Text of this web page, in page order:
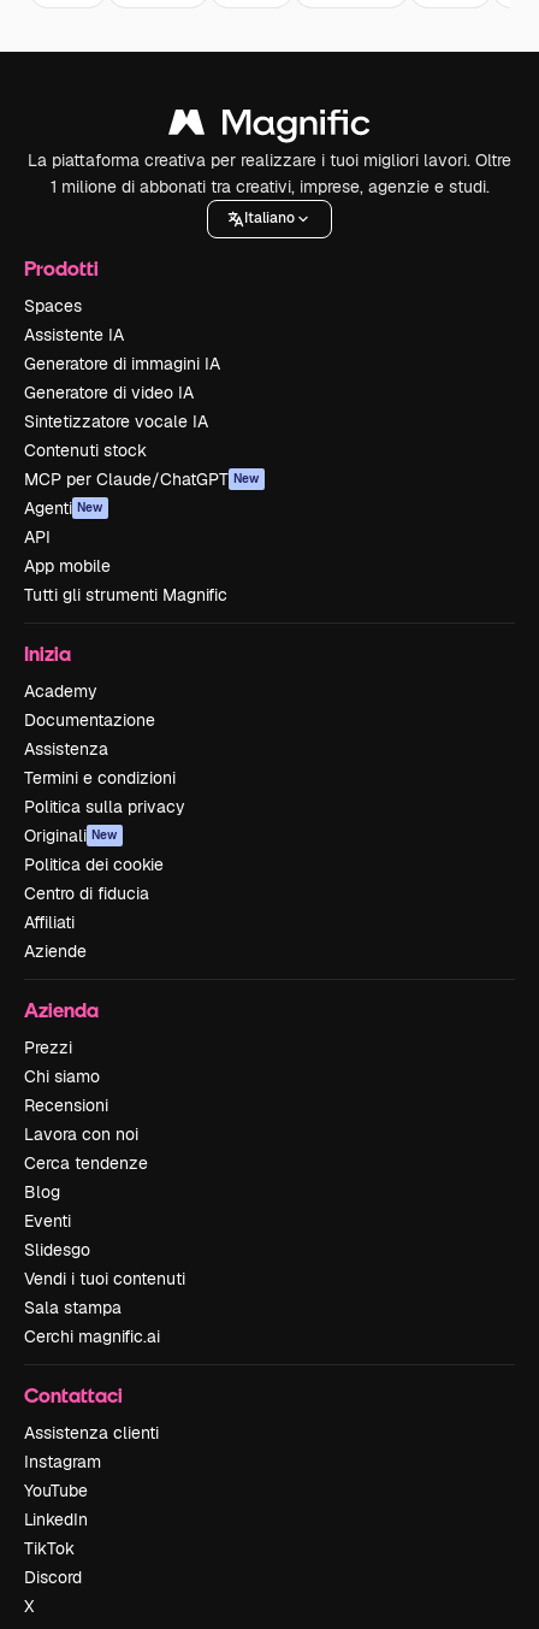
La piattaforma creativa per realizzare i tuoi migliori lavori. Oltre
1 milione di abbonati tra creativi, imprese, agenzie e studi.
Italiano
Prodotti
Spaces
Assistente IA
Generatore di immagini IA
Generatore di video IA
Sintetizzatore vocale IA
Contenuti stock
MCP per Claude/ChatGPT New
Agenti New
API
App mobile
Tutti gli strumenti Magnific
Inizia
Academy
Documentazione
Assistenza
Termini e condizioni
Politica sulla privacy
Originali New
Politica dei cookie
Centro di fiducia
Affiliati
Aziende
Azienda
Prezzi
Chi siamo
Recensioni
Lavora con noi
Cerca tendenze
Blog
Eventi
Slidesgo
Vendi i tuoi contenuti
Sala stampa
Cerchi magnific.ai
Contattaci
Assistenza clienti
Instagram
YouTube
LinkedIn
TikTok
Discord
X